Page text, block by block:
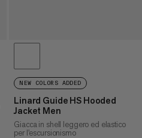
NEW COLORS ADDED
Linard Guide HS Hooded
Jacket Men
Giacca in shell leggero ed elastico
per l'escursionismo